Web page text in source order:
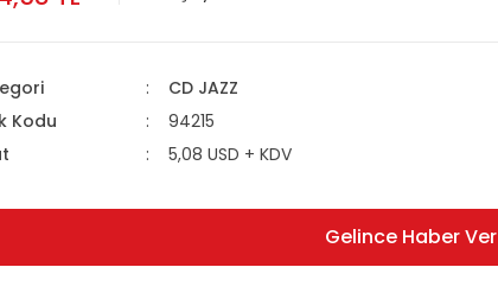
CD JAZZ
Kodu
94215
5,08 USD + KDV
Gelince Haber Ver